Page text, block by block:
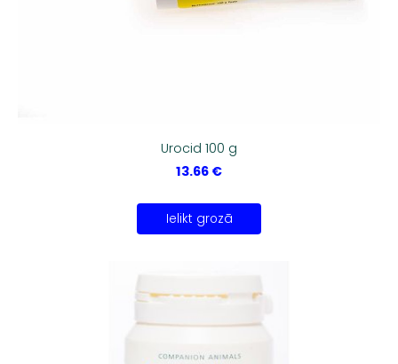
Urocid 100 g
13.66 €
Ielikt grozā